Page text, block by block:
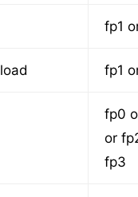
fp1
load fp1
fp0
or
fp3